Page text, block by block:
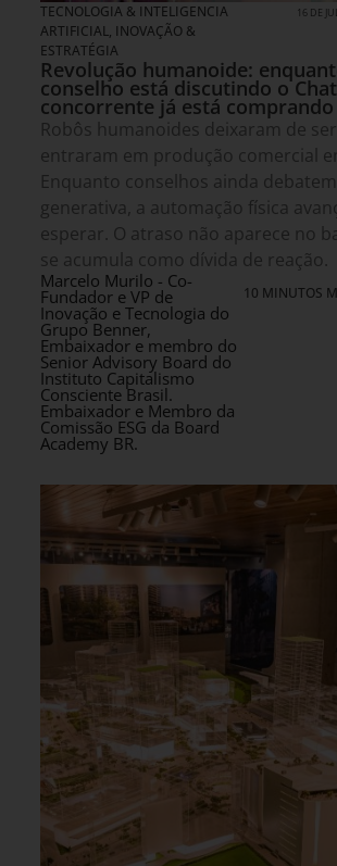
TECNOLOGIA & INTELIGENCIA
ARTIFICIAL, INOVAÇÃO &
ESTRATÉGIA
16 DE
Revolução humanoide:
conselho está discutindo o
concorrente já está
Robôs humanoides deixaram de
entraram em produção comercial
Enquanto conselhos ainda
generativa, a automação física
esperar. O atraso não aparece no
se acumula como dívida de reação.
Marcelo Murilo - Co-
Fundador e VP de
Inovação e Tecnologia do
Grupo Benner,
Embaixador e membro do
Senior Advisory Board do
Instituto Capitalismo
Consciente Brasil.
Embaixador e Membro da
Comissão ESG da Board
Academy BR.
10 MINUTOS